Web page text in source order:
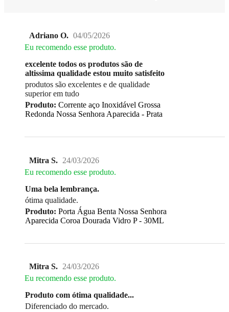
Adriano O. 04/05/2026
Eu recomendo esse produto.
excelente todos os produtos são de
altissima qualidade estou muito satisfeito
produtos são excelentes e de qualidade
superior em tudo
Produto: Corrente aço Inoxidável Grossa
Redonda Nossa Senhora Aparecida - Prata
Mitra S. 24/03/2026
Eu recomendo esse produto.
Uma bela lembrança.
ótima qualidade.
Produto: Porta Água Benta Nossa Senhora
Aparecida Coroa Dourada Vidro P - 30ML
Mitra S. 24/03/2026
Eu recomendo esse produto.
Produto com ótima qualidade...
Diferenciado do mercado.